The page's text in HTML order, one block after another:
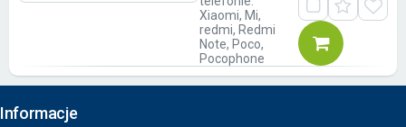
Xiaomi, Mi,
redmi, Redmi
Note, Poco,
Pocophone
Informacje